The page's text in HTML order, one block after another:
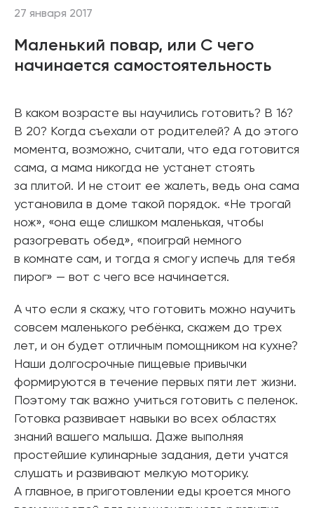
27 января 2017
Маленький повар, или С чего
начинается самостоятельность
В каком возрасте вы научились готовить? В 16?
В 20? Когда съехали от родителей? А до этого
момента, возможно, считали, что еда готовится
сама, а мама никогда не устанет стоять
за плитой. И не стоит ее жалеть, ведь она сама
установила в доме такой порядок. «Не трогай
нож», «она еще слишком маленькая, чтобы
разогревать обед», «поиграй немного
в комнате сам, и тогда я смогу испечь для тебя
пирог» — вот с чего все начинается.
А что если я скажу, что готовить можно научить
совсем маленького ребёнка, скажем до трех
лет, и он будет отличным помощником на кухне?
Наши долгосрочные пищевые привычки
формируются в течение первых пяти лет жизни.
Поэтому так важно учиться готовить с пеленок.
Готовка развивает навыки во всех областях
знаний вашего малыша. Даже выполняя
простейшие кулинарные задания, дети учатся
слушать и развивают мелкую моторику.
А главное, в приготовлении еды кроется много